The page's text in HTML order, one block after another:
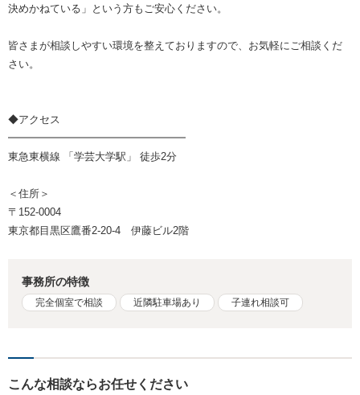
決めかねている」という方もご安心ください。
皆さまが相談しやすい環境を整えておりますので、お気軽にご相談くだ
さい。
◆アクセス
━━━━━━━━━━━━━━━━━
東急東横線 「学芸大学駅」 徒歩2分
＜住所＞
〒152-0004
東京都目黒区鷹番2-20-4 伊藤ビル2階
事務所の特徴
完全個室で相談 近隣駐車場あり 子連れ相談可
こんな相談ならお任せください